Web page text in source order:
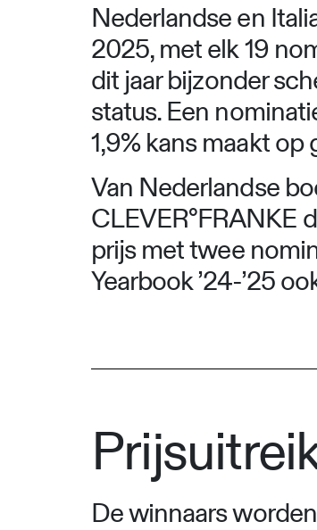
Nederlandse en
2025, met elk 19
dit jaar bijzonder
status. Een
1,9% kans maakt op
Van Nederlandse
CLEVER°FRANKE
prijs met twee
Yearbook ’24-’25
De winnaars